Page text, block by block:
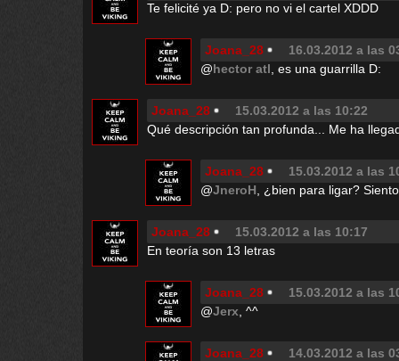
Te felicité ya D: pero no vi el cartel XDDD
Joana_28
16.03.2012 a las
@hector atl , es una guarrilla D:
Joana_28
15.03.2012 a las 10:22
Qué descripción tan profunda... Me ha
Joana_28
15.03.2012 a las
@JneroH , ¿bien para ligar?
Joana_28
15.03.2012 a las 10:17
En teoría son 13 letras
Joana_28
15.03.2012 a las
@Jerx , ^^
Joana_28
14.03.2012 a las